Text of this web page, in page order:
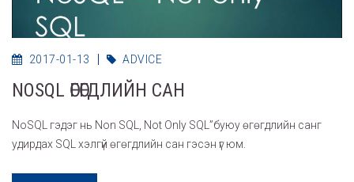
2017-01-13 ADVICE
NOSQL ӨГӨГДЛИЙН САН
NoSQL гэдэг нь Non SQL, Not Only SQL”буюу өгөгдлийн санг
удирдах SQL хэлгүй өгөгдлийн сан гэсэн үг юм.